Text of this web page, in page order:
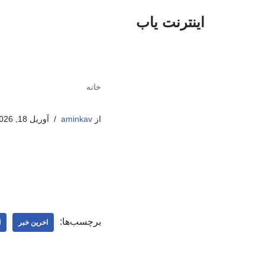
اینترنت یاب
خانه
ازaminkav آوریل 18, 2026
برچسب‌ها: اخرین خبر